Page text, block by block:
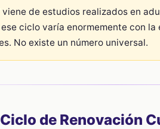
viene de estudios realizados en
ciclo varía enormemente con
No existe un número universal.
de Renovación